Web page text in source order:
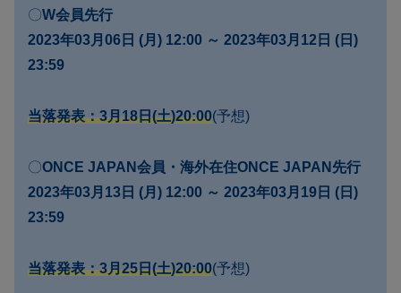
〇W会員先行
2023年03月06日 (月) 12:00 ～ 2023年03月12日 (日)
23:59
当落発表：3月18日(土)20:00(予想)
〇ONCE JAPAN会員・海外在住ONCE JAPAN先行
2023年03月13日 (月) 12:00 ～ 2023年03月19日 (日)
23:59
当落発表：3月25日(土)20:00(予想)